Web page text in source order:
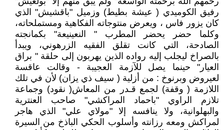
رفيق الكوميدي ( عيشة بطيط) وزميل "باقشيش" الذي
كان يزور فاس ، ويعرض منتوجاته الفكاهية ومستملحاته،
وكلما حضر يحضر المطرب " النعينيعة" بكمانجته
الصادحة، التي كانت تقلق الفقيه الزرهوني، ويبدأ
بالصراخ ليجلب إليه رواده الذين يهربون إلى حلقة " براق
العيار" حينما يصل للآزمة العجيبة - وقالت عاقسة
لعيروض وبرنوخ : من أزلية ( سيف ذي يزان) لأن في تلك
اللازمة ( وقفة) لجمع قـدر من المعاش( نقود) وجماعة
تلازم الراوي "باحماد المراكشي" صاحب العنترية
والبهلوانية، ولا ينافسه إلا "مولاي علي" الذي هاجر
لمراكش ومعه رزانته وأسلوب الحكي الباذخ من السيرة